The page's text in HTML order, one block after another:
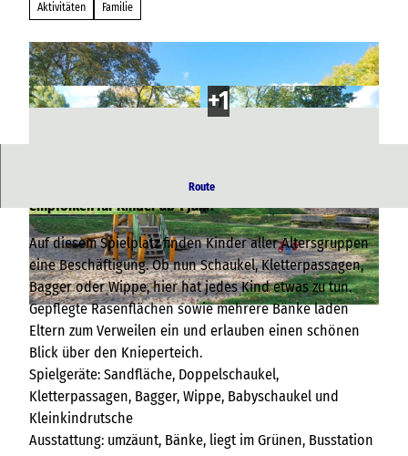
Aktivitäten Familie
© TZ HST |CC-BY-SA
© TZ HST | CC-BY-SA © TZ HST |CC-BY-SA
Route
Spielplatz mit Ausblick auf der Knieperteich. Von uns
empfohlen für Kinder ab 1 Jahr.
Auf diesem Spielplatz finden Kinder aller Altersgruppen
eine Beschäftigung. Ob nun Schaukel, Kletterpassagen,
Bagger oder Wippe, hier hat jedes Kind etwas zu tun.
Gepflegte Rasenflächen sowie mehrere Bänke laden
Eltern zum Verweilen ein und erlauben einen schönen
Blick über den Knieperteich.
Spielgeräte: Sandfläche, Doppelschaukel,
Kletterpassagen, Bagger, Wippe, Babyschaukel und
Kleinkindrutsche
Ausstattung: umzäunt, Bänke, liegt im Grünen, Busstation